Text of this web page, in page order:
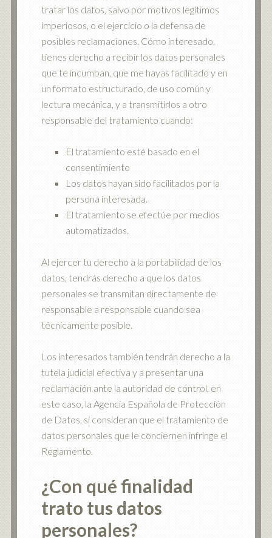
tratar los datos, salvo por motivos legítimos
imperiosos, o el ejercicio o la defensa de
posibles reclamaciones. Cómo interesado,
tienes derecho a recibir los datos personales
que te incumban, que me hayas facilitado y en
un formato estructurado, de uso común y
lectura mecánica, y a transmitirlos a otro
responsable del tratamiento cuando:
El tratamiento esté basado en el
consentimiento
Los datos hayan sido facilitados por la
persona interesada.
El tratamiento se efectúe por medios
automatizados.
Al ejercer tu derecho a la portabilidad de los
datos, tendrás derecho a que los datos
personales se transmitan directamente de
responsable a responsable cuando sea
técnicamente posible.
Los interesados también tendrán derecho a la
tutela judicial efectiva y a presentar una
reclamación ante la autoridad de control, en
este caso, la Agencia Española de Protección
de Datos, si consideran que el tratamiento de
datos personales que le conciernen infringe el
Reglamento.
¿Con qué finalidad
trato tus datos
personales?